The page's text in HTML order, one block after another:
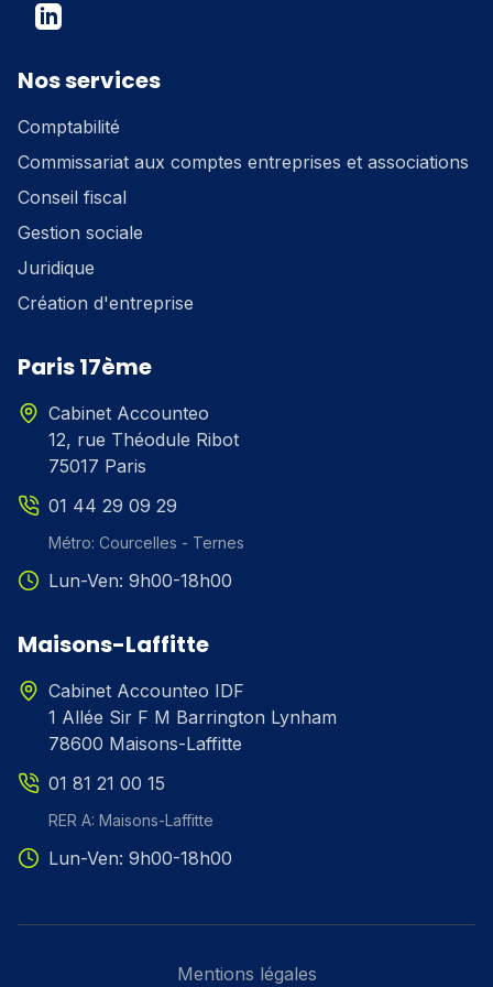
Facebook
LinkedIn
Nos services
Comptabilité
Commissariat aux comptes entreprises et associations
Conseil fiscal
Gestion sociale
Juridique
Création d'entreprise
Paris 17ème
Cabinet Accounteo
12, rue Théodule Ribot
75017 Paris
01 44 29 09 29
Métro: Courcelles - Ternes
Lun-Ven: 9h00-18h00
Maisons-Laffitte
Cabinet Accounteo IDF
1 Allée Sir F M Barrington Lynham
78600 Maisons-Laffitte
01 81 21 00 15
RER A: Maisons-Laffitte
Lun-Ven: 9h00-18h00
Mentions légales